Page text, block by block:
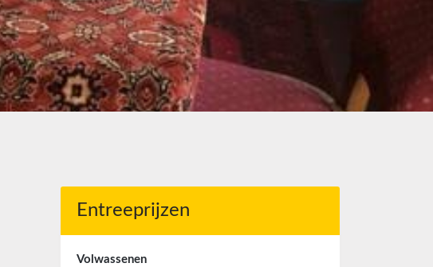
Entreeprijzen
Volwassenen